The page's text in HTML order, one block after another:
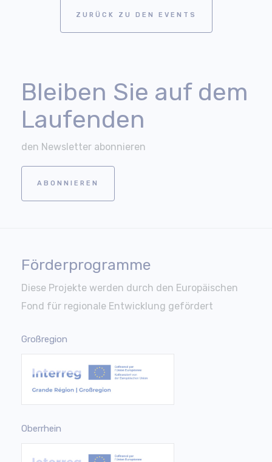
ZURÜCK ZU DEN EVENTS
Bleiben Sie auf dem
Laufenden
den Newsletter abonnieren
ABONNIEREN
Förderprogramme
Diese Projekte werden durch den Europäischen
Fond für regionale Entwicklung gefördert
Großregion
Oberrhein